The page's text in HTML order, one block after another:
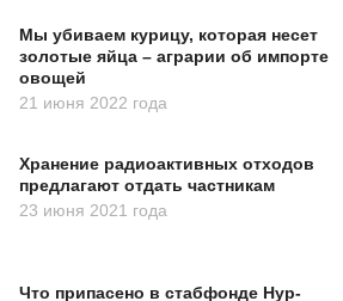
Мы убиваем курицу, которая несет
золотые яйца – аграрии об импорте
овощей
21 июня 2022 года
Хранение радиоактивных отходов
предлагают отдать частникам
23 июня 2021 года
Что припасено в стабфонде Нур-